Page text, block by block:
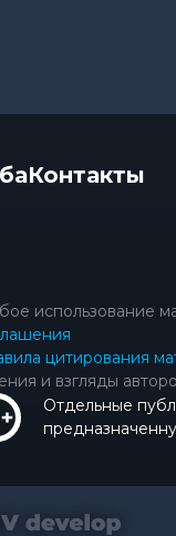
Контакты
использование
цитирования
и взгляды
Отдельные